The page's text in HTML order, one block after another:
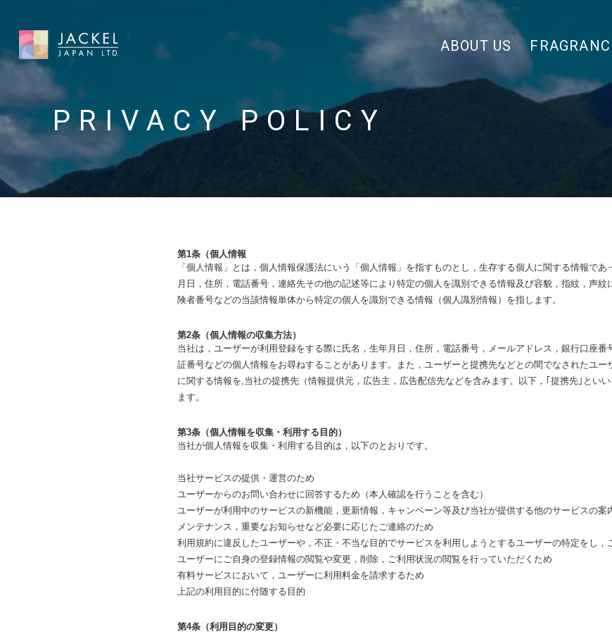
ABOUT US
PRIVACY POLICY
第1条（個人情報
「個人情報」とは，個人情報保護法にいう「個人情報」を指すものとし，生存する個人に関する情報で
月日，住所，電話番号，連絡先その他の記述等により特定の個人を識別できる情報及び容貌，指紋，声
険者番号などの当該情報単体から特定の個人を識別できる情報（個人識別情報）を指します。
第2条（個人情報の収集方法）
当社は，ユーザーが利用登録をする際に氏名，生年月日，住所，電話番号，メールアドレス，銀行口座
証番号などの個人情報をお尋ねすることがあります。また，ユーザーと提携先などとの間でなされたユー
に関する情報を,当社の提携先（情報提供元，広告主，広告配信先などを含みます。以下，｢提携先｣とい
ます。
第3条（個人情報を収集・利用する目的）
当社が個人情報を収集・利用する目的は，以下のとおりです。
当社サービスの提供・運営のため
ユーザーからのお問い合わせに回答するため（本人確認を行うことを含む）
ユーザーが利用中のサービスの新機能，更新情報，キャンペーン等及び当社が提供する他のサービスの案
メンテナンス，重要なお知らせなど必要に応じたご連絡のため
利用規約に違反したユーザーや，不正・不当な目的でサービスを利用しようとするユーザーの特定をし，
ユーザーにご自身の登録情報の閲覧や変更，削除，ご利用状況の閲覧を行っていただくため
有料サービスにおいて，ユーザーに利用料金を請求するため
上記の利用目的に付随する目的
第4条（利用目的の変更）